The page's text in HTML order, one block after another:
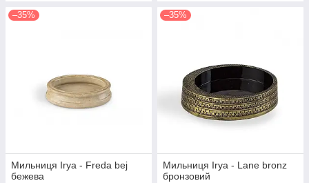
–35%
Мильниця Irya - Freda bej
бежева
–35%
Мильниця Irya - Lane bronz
бронзовий